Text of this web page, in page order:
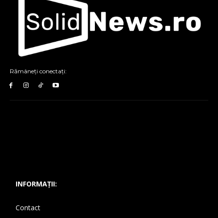
Rămâneți conectați:
INFORMAȚII:
Contact